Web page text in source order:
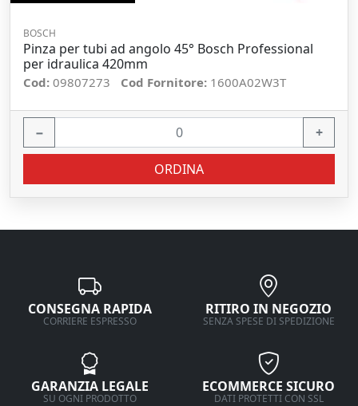
BOSCH
Pinza per tubi ad angolo 45° Bosch Professional
per idraulica 420mm
Cod: 09807273 Cod Fornitore: 1600A02W3T
− +
ORDINA
CONSEGNA RAPIDA
CORRIERE ESPRESSO
RITIRO IN NEGOZIO
SENZA SPESE DI SPEDIZIONE
GARANZIA LEGALE
SU OGNI PRODOTTO
ECOMMERCE SICURO
DATI PROTETTI CON SSL